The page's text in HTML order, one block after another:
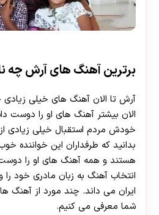
برترین آهنگ های آرش چه
آرش تا الان آهنگ های خیلی
الان بیشتر آهنگ های او را دوست
خودش مردم استقبال خیلی زیادی
بدانید که طرفداران این خواننده
هستند و همه آهنگ های او را
انتخاب آهنگ به زبان مادری خود را
ایران می داند. چند مورد از آهنگ
شما معرفی می کنیم.